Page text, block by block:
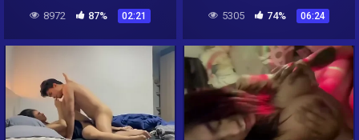
8972 87% 02:21 5305 74% 06:24